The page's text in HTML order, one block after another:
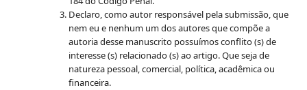
Declaro, como autor responsável pela submissão, que
nem eu e nenhum um dos autores que compõe a
autoria desse manuscrito possuímos conflito (s) de
interesse (s) relacionado (s) ao artigo. Que seja de
natureza pessoal, comercial, política, acadêmica ou
financeira.